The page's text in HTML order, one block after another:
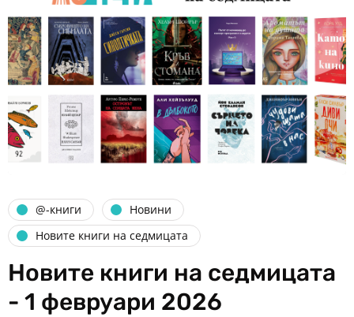
@-книги
Новини
Новите книги на седмицата
Новите книги на седмицата
- 1 февруари 2026